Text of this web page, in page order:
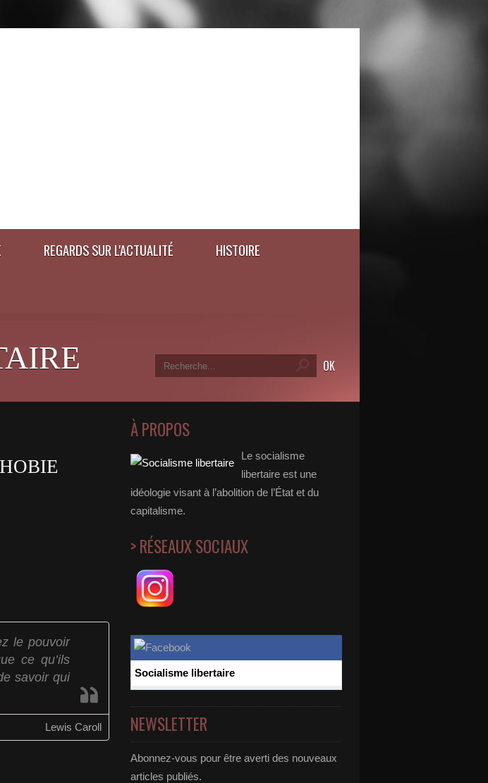
REGARDS SUR L'ACTUALITÉ HISTOIRE
le pouvoir
ce qu’ils
savoir qui
Lewis Caroll
À PROPOS
Le socialisme
libertaire est une
idéologie visant à l’abolition de l’État et du
capitalisme.
> RÉSEAUX SOCIAUX
Socialisme libertaire
NEWSLETTER
Abonnez-vous pour être averti des nouveaux
articles publiés.